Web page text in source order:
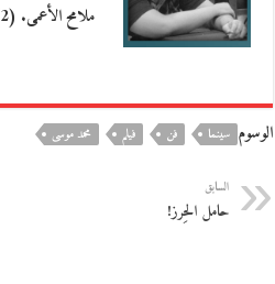
ملامح الأعمى. (2) ظل تجمّد في طريق…
الوسوم سينما فن فيلم محمد موسى
السابق
حامل الحِرز!